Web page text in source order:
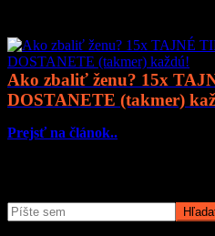
Ako zbaliť ženu? 15x
DOSTANETE (takmer)
Prejsť na článok..